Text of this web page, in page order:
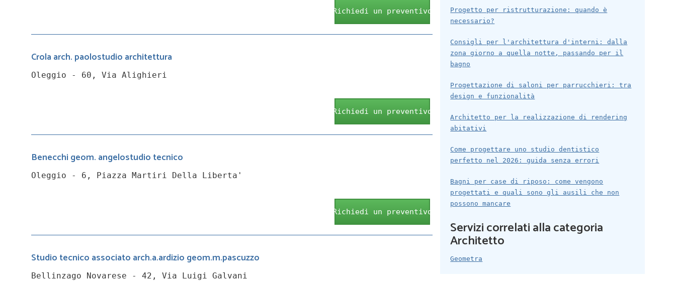
Richiedi un preventivo
Crola arch. paolostudio architettura
Oleggio - 60, Via Alighieri
Richiedi un preventivo
Benecchi geom. angelostudio tecnico
Oleggio - 6, Piazza Martiri Della Liberta'
Richiedi un preventivo
Studio tecnico associato arch.a.ardizio geom.m.pascuzzo
Bellinzago Novarese - 42, Via Luigi Galvani
Progetto per ristrutturazione: quando è
necessario?
Consigli per l'architettura d'interni: dalla
zona giorno a quella notte, passando per il
bagno
Progettazione di saloni per parrucchieri: tra
design e funzionalità
Architetto per la realizzazione di rendering
abitativi
Come progettare uno studio dentistico
perfetto nel 2026: guida senza errori
Bagni per case di riposo: come vengono
progettati e quali sono gli ausili che non
possono mancare
Servizi correlati alla categoria
Architetto
Geometra